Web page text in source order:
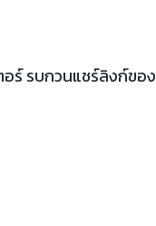
อร์ รบกวนแชร์ลิงก์ของ